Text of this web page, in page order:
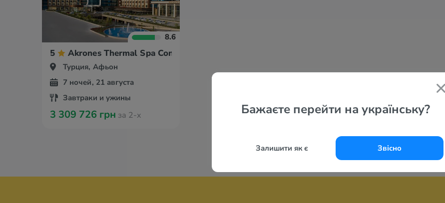
Бажаєте перейти на українську?
Залишити як є Звісно
8.6
5 Akrones Thermal Spa Convention Sport Hotel
Турция, Афьон
7 ночей, 21 августа
Завтраки и ужины
3 309 726 грн за 2-х